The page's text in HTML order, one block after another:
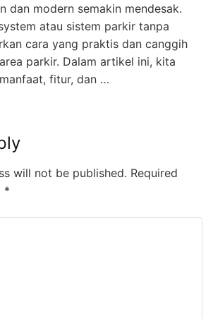
dan modern semakin mendesak.
atau sistem parkir tanpa
cara yang praktis dan canggih
parkir. Dalam artikel ini, kita
fitur, dan …
will not be published. Required
*